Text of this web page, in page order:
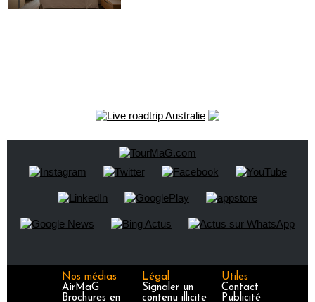
Nos médias
AirMaG
Brochures en
Légal
Signaler un
contenu illicite
Utiles
Contact
Publicité